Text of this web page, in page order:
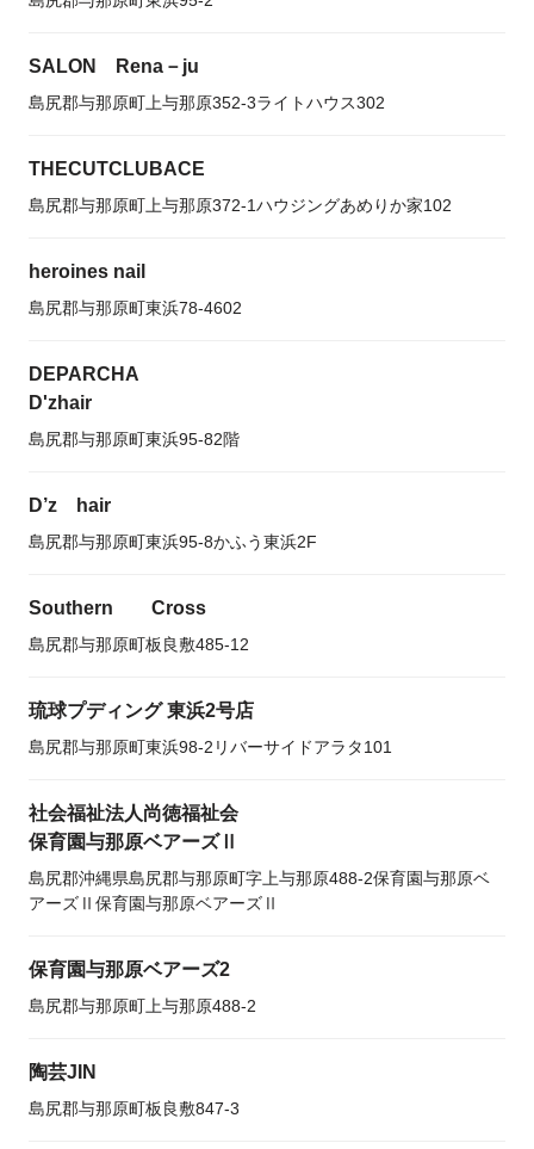
SALON Rena－ju
島尻郡与那原町上与那原352-3ライトハウス302
THECUTCLUBACE
島尻郡与那原町上与那原372-1ハウジングあめりか家102
heroines nail
島尻郡与那原町東浜78-4602
DEPARCHA
D'zhair
島尻郡与那原町東浜95-82階
D’z hair
島尻郡与那原町東浜95-8かふう東浜2F
Southern Cross
島尻郡与那原町板良敷485-12
琉球プディング 東浜2号店
島尻郡与那原町東浜98-2リバーサイドアラタ101
社会福祉法人尚徳福祉会
保育園与那原ベアーズⅡ
島尻郡沖縄県島尻郡与那原町字上与那原488-2保育園与那原ベ
アーズⅡ保育園与那原ベアーズⅡ
保育園与那原ベアーズ2
島尻郡与那原町上与那原488-2
陶芸JIN
島尻郡与那原町板良敷847-3